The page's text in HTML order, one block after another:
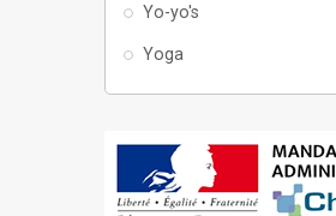
Yo-yo's
Yoga